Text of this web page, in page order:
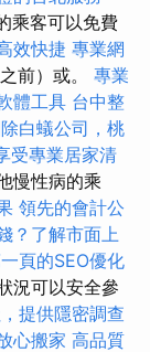
乘客可以免費
效快捷 專業網
前）或。 專業
體工具 台中整
白蟻公司，桃
受專業居家清
慢性病的乘
領先的會計公
？了解市面上
頁的SEO優化
況可以安全參
提供隱密調查
心搬家 高品質